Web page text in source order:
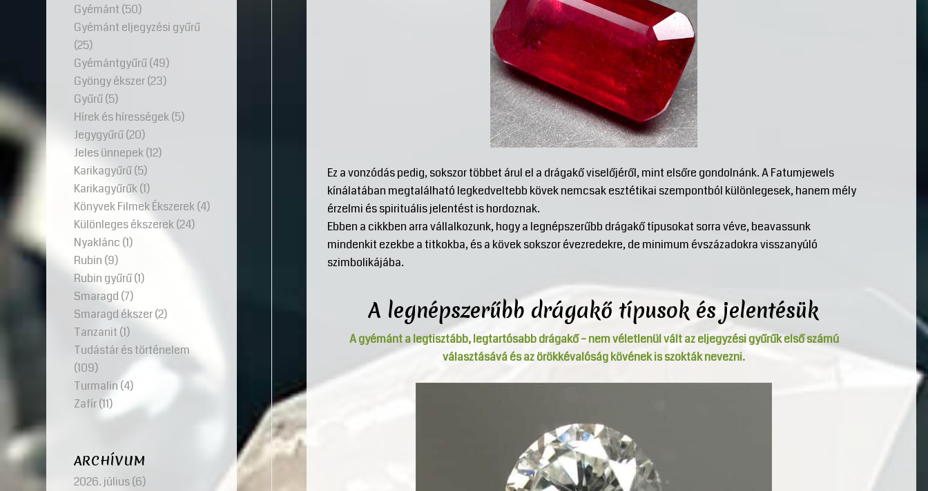
Ez a vonzódás pedig, sokszor többet árul el a drágakő viselőjéről, mint elsőre gondolnánk. A Fatumjewels
kínálatában megtalálható legkedveltebb kövek nemcsak esztétikai szempontból különlegesek, hanem mély
érzelmi és spirituális jelentést is hordoznak.
Ebben a cikkben arra vállalkozunk, hogy a legnépszerűbb drágakő típusokat sorra véve, beavassunk
mindenkit ezekbe a titkokba, és a kövek sokszor évezredekre, de minimum évszázadokra visszanyúló
szimbolikájába.
A legnépszerűbb drágakő típusok és jelentésük
A gyémánt a legtisztább, legtartósabb drágakő – nem véletlenül vált az eljegyzési gyűrűk első számú
választásává és az örökkévalóság kövének is szokták nevezni.
Gyémánt (50)
Gyémánt eljegyzési gyűrű
(25)
Gyémántgyűrű(49)
Gyöngy ékszer(23)
Gyűrű(5)
Hírek és hírességek(5)
Jegygyűrű(20)
Jeles ünnepek(12)
Karikagyűrű(5)
Karikagyűrűk(1)
Könyvek Filmek Ékszerek(4)
Különleges ékszerek(24)
Nyaklánc (1)
Rubin (9)
Rubin gyűrű(1)
Smaragd (7)
Smaragd ékszer(2)
Tanzanit (1)
Tudástár és történelem
(109)
Turmalin (4)
Zafír(11)
ARCHÍVUM
2026. július(6)